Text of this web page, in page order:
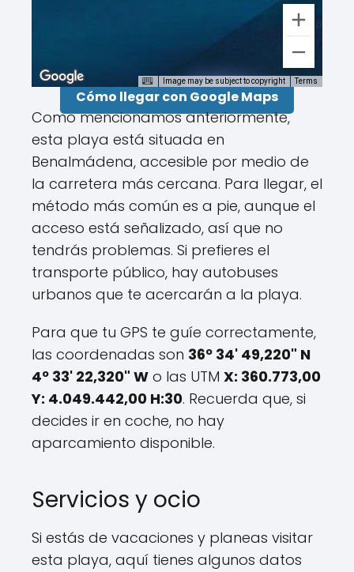
Image may be subject to copyright Terms
Cómo llegar con Google Maps
Como mencionamos anteriormente,
esta playa está situada en
Benalmádena, accesible por medio de
la carretera más cercana. Para llegar, el
método más común es a pie, aunque el
acceso está señalizado, así que no
tendrás problemas. Si prefieres el
transporte público, hay autobuses
urbanos que te acercarán a la playa.
Para que tu GPS te guíe correctamente,
las coordenadas son 36º 34' 49,220" N
4º 33' 22,320" W o las UTM X: 360.773,00
Y: 4.049.442,00 H:30. Recuerda que, si
decides ir en coche, no hay
aparcamiento disponible.
Servicios y ocio
Si estás de vacaciones y planeas visitar
esta playa, aquí tienes algunos datos